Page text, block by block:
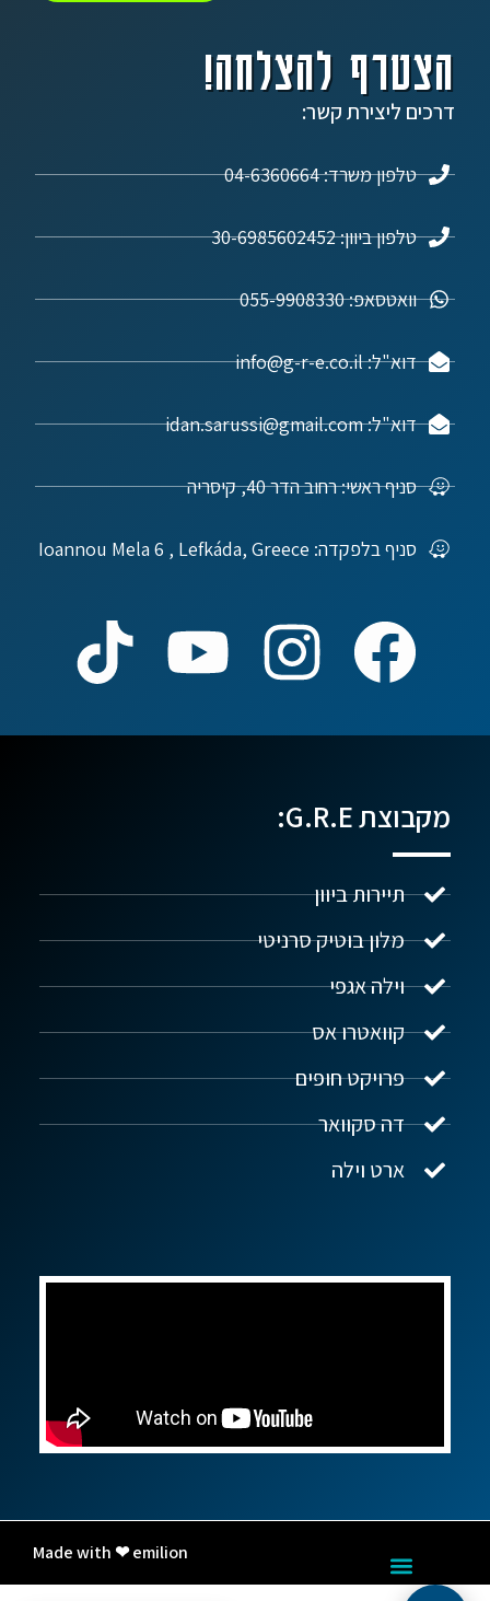
הצטרף להצלחה!
דרכים ליצירת קשר:
טלפון משרד: 04-6360664
טלפון ביוון: 30-6985602452
וואטסאפ: 055-9908330
דוא"ל: info@g-r-e.co.il
דוא"ל: idan.sarussi@gmail.com
סניף ראשי: רחוב הדר 40, קיסריה
סניף בלפקדה: Ioannou Mela 6 , Lefkáda, Greece
מקבוצת G.R.E:
תיירות ביוון
מלון בוטיק סרניטי
וילה אגפי
קוואטרו אס
פרויקט חופים
דה סקוואר
ארט וילה
Made with ❤ emilion
נדל"ן ביוון G.R.E
שלום! איך אפשר לעזור?